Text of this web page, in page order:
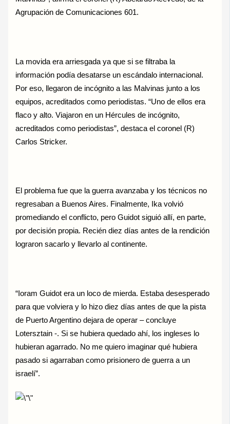
Agrupación de Comunicaciones 601.
La movida era arriesgada ya que si se filtraba la
información podía desatarse un escándalo internacional.
Por eso, llegaron de incógnito a las Malvinas junto a los
equipos, acreditados como periodistas. “Uno de ellos era
flaco y alto. Viajaron en un Hércules de incógnito,
acreditados como periodistas”, destaca el coronel (R)
Carlos Stricker.
El problema fue que la guerra avanzaba y los técnicos no
regresaban a Buenos Aires. Finalmente, Ika volvió
promediando el conflicto, pero Guidot siguió allí, en parte,
por decisión propia. Recién diez días antes de la rendición
lograron sacarlo y llevarlo al continente.
“Ioram Guidot era un loco de mierda. Estaba desesperado
para que volviera y lo hizo diez días antes de que la pista
de Puerto Argentino dejara de operar – concluye
Lotersztain -. Si se hubiera quedado ahí, los ingleses lo
hubieran agarrado. No me quiero imaginar qué hubiera
pasado si agarraban como prisionero de guerra a un
israelí”.